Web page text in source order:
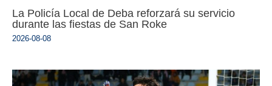
La Policía Local de Deba reforzará su servicio
durante las fiestas de San Roke
2026-08-08